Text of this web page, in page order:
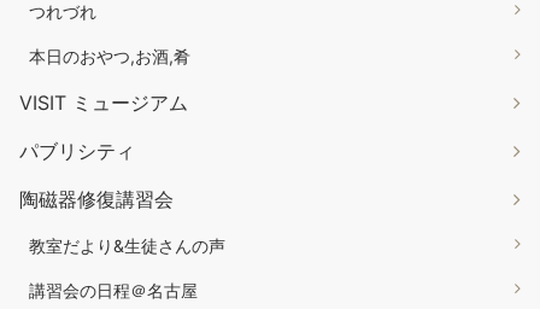
つれづれ
本日のおやつ,お酒,肴
VISIT ミュージアム
パブリシティ
陶磁器修復講習会
教室だより&生徒さんの声
講習会の日程＠名古屋